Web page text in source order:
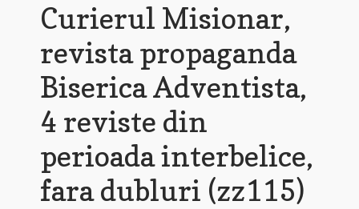
Curierul Misionar,
revista propaganda
Biserica Adventista,
4 reviste din
perioada interbelice,
fara dubluri (zz115)